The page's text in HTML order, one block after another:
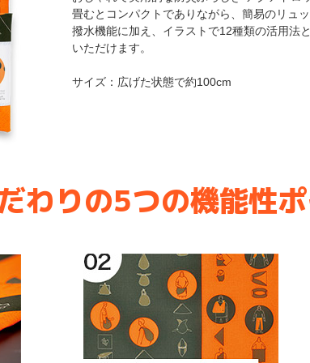
畳むとコンパクトでありながら、簡易のリュ
撥水機能に加え、イラストで12種類の活用法
いただけます。
サイズ：広げた状態で約100cm
わりの5つの機能性